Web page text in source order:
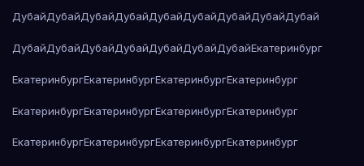
ДубайДубайДубайДубайДубайДубайДубайДубайДубай
ДубайДубайДубайДубайДубайДубайДубайЕкатеринбург
ЕкатеринбургЕкатеринбургЕкатеринбургЕкатеринбург
ЕкатеринбургЕкатеринбургЕкатеринбургЕкатеринбург
ЕкатеринбургЕкатеринбургЕкатеринбургЕкатеринбург